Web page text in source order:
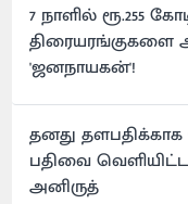
7 நாளில் ரூ.255
திரையரங்குகளை
'ஜனநாயகன்'!
தனது
பதிவை
அனிருத்